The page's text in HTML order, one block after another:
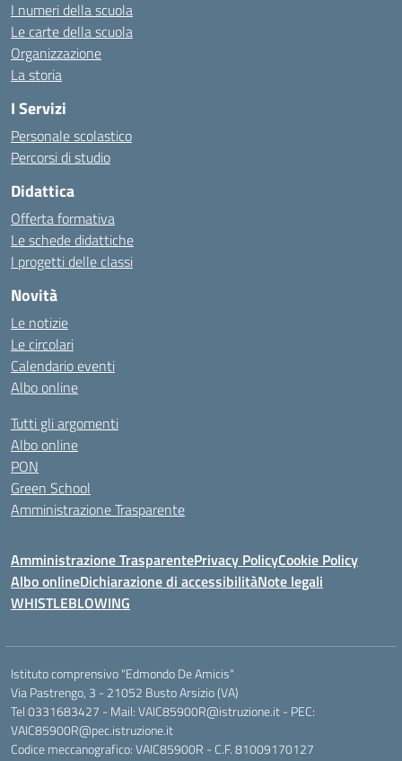
I numeri della scuola
Le carte della scuola
Organizzazione
La storia
I Servizi
Personale scolastico
Percorsi di studio
Didattica
Offerta formativa
Le schede didattiche
I progetti delle classi
Novità
Le notizie
Le circolari
Calendario eventi
Albo online
Tutti gli argomenti
Albo online
PON
Green School
Amministrazione Trasparente
Amministrazione TrasparentePrivacy PolicyCookie Policy
Albo onlineDichiarazione di accessibilitàNote legali
WHISTLEBLOWING
Istituto comprensivo "Edmondo De Amicis"
Via Pastrengo, 3 - 21052 Busto Arsizio (VA)
Tel 0331683427 - Mail: VAIC85900R@istruzione.it - PEC:
VAIC85900R@pec.istruzione.it
Codice meccanografico: VAIC85900R - C.F. 81009170127